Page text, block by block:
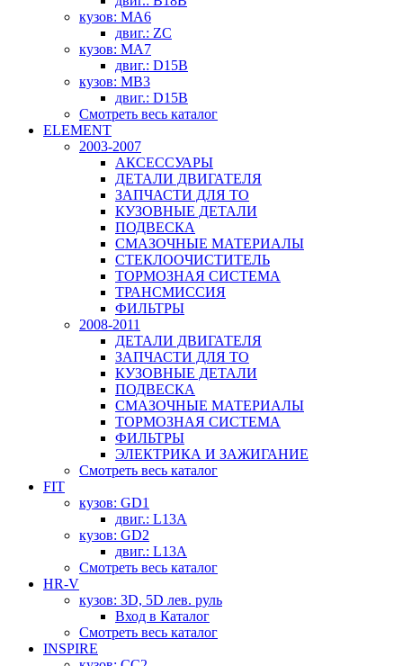
кузов: MA6
двиг.: ZC
кузов: MA7
двиг.: D15B
кузов: MB3
двиг.: D15B
Смотреть весь каталог
ELEMENT
2003-2007
АКСЕССУАРЫ
ДЕТАЛИ ДВИГАТЕЛЯ
ЗАПЧАСТИ ДЛЯ ТО
КУЗОВНЫЕ ДЕТАЛИ
ПОДВЕСКА
СМАЗОЧНЫЕ МАТЕРИАЛЫ
СТЕКЛООЧИСТИТЕЛЬ
ТОРМОЗНАЯ СИСТЕМА
ТРАНСМИССИЯ
ФИЛЬТРЫ
2008-2011
ДЕТАЛИ ДВИГАТЕЛЯ
ЗАПЧАСТИ ДЛЯ ТО
КУЗОВНЫЕ ДЕТАЛИ
ПОДВЕСКА
СМАЗОЧНЫЕ МАТЕРИАЛЫ
ТОРМОЗНАЯ СИСТЕМА
ФИЛЬТРЫ
ЭЛЕКТРИКА И ЗАЖИГАНИЕ
Смотреть весь каталог
FIT
кузов: GD1
двиг.: L13A
кузов: GD2
двиг.: L13A
Смотреть весь каталог
HR-V
кузов: 3D, 5D лев. руль
Вход в Каталог
Смотреть весь каталог
INSPIRE